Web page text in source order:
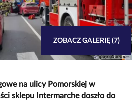
ZOBACZ GALERIĘ (7)
na ulicy Pomorskiej w
sklepu Intermarche doszło do